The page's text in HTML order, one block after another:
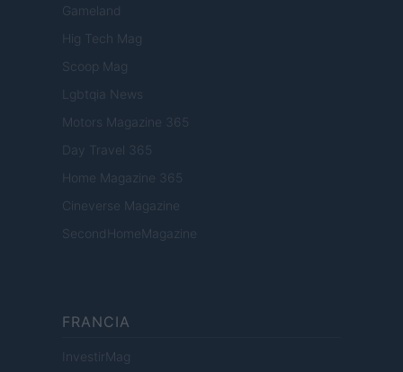
Gameland
Hig Tech Mag
Scoop Mag
Lgbtqia News
Motors Magazine 365
Day Travel 365
Home Magazine 365
Cineverse Magazine
SecondHomeMagazine
FRANCIA
InvestirMag